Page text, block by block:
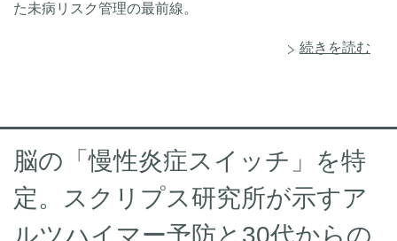
た未病リスク管理の最前線。
続きを読む
脳の「慢性炎症スイッチ」を特
定。スクリプス研究所が示すア
ルツハイマー予防と30代からの